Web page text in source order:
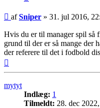
Indlæg
afSniper » 31. jul 2016,
Hvis du er til manager spil så
grund til der er så mange der
der referere til det i fodbold
mytyt
Indlæg: 1
Tilmeldt: 28. dec